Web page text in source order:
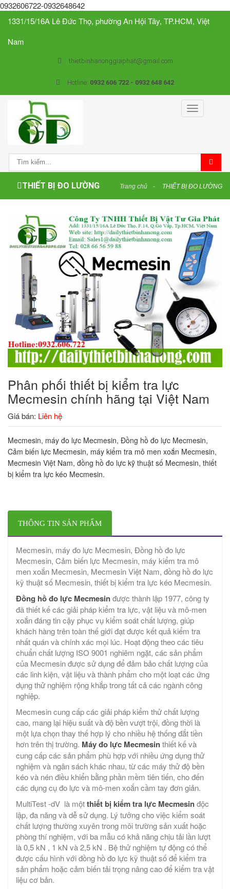
0932606722-0932648642
1331/15/16A Lê Đức Thọ, phường An Hội Tây, TP.HCM, Việt
Nam
thietbinhanonggiaphat@gmail.com
Hotline: 0932 606 722 - 0932 648 642
Toggle
navigation
THIẾT BỊ ĐO LƯỜNG Trang chủ THIẾT BỊ ĐO LƯỜNG
Phân phối thiết bị kiểm tra lực
Mecmesin chính hãng tại Việt Nam
Giá bán: Liên hệ
Mecmesin, máy đo lực Mecmesin, Đồng hồ đo lực Mecmesin,
Cảm biến lực Mecmesin, máy kiểm tra mô men xoắn Mecmesin,
Mecmesin Việt Nam, đồng hồ đo lực kỹ thuật số Mecmesin, thiết
bị kiểm tra lực kéo Mecmesin.
THÔNG TIN SẢN PHẨM
Mecmesin, máy đo lực Mecmesin, Đồng hồ đo lực
Mecmesin, Cảm biến lực Mecmesin, máy kiểm tra mô
men xoắn Mecmesin, Mecmesin Việt Nam, đồng hồ đo lực
kỹ thuật số Mecmesin, thiết bị kiểm tra lực kéo Mecmesin.
Đồng hồ đo lực Mecmesinđược thành lập 1977, công ty
đã thiết kế các giải pháp kiểm tra lực, vật liệu và mô-men
xoắn đáng tin cậy phục vụ kiểm soát chất lượng, giúp
khách hàng trên toàn thế giới đạt được kết quả kiểm tra
nhất quán và chính xác mọi lúc. Hoạt động theo các tiêu
chuẩn chất lượng ISO 9001 nghiêm ngặt, các sản phẩm
của Mecmesin được sử dụng để đảm bảo chất lượng của
các linh kiện, vật liệu và thành phẩm cho một loạt các ứng
dụng thử nghiệm rộng khắp trong tất cả các ngành công
nghiệp.
Mecmesin cung cấp các giải pháp kiểm thử chất lượng
cao, mang lại hiệu suất và độ bền vượt trội, đồng thời là
một lựa chọn thay thế hợp lý cho nhiều hệ thống đắt tiền
hơn trên thị trường. Máy đo lực Mecmesinthiết kế và
cung cấp các sản phẩm phù hợp với nhiều ứng dụng thử
nghiệm và ngân sách khác nhau, từ các máy thử độ bền
kéo và nén điều khiển bằng phần mềm tiên tiến, cho đến
các dụng cụ đo lực và mô-men xoắn cầm tay đơn giản.
MultiTest -dV là mộtthiết bị kiểm tra lực Mecmesinđộc
lập, đa năng và dễ sử dụng. Lý tưởng cho việc kiểm soát
chất lượng thường xuyên trong môi trường sản xuất hoặc
phòng thí nghiệm, với ba mẫu có khả năng chịu tải lần lượt
là 0,5 kN , 1 kN và 2,5 kN . Bệ thử nghiệm tự động có thể
được cấu hình với đồng hồ đo lực kỹ thuật số để kiểm tra
sản phẩm hoặc cảm biến tải trọng nâng cao để kiểm tra vật
liệu cơ bản.